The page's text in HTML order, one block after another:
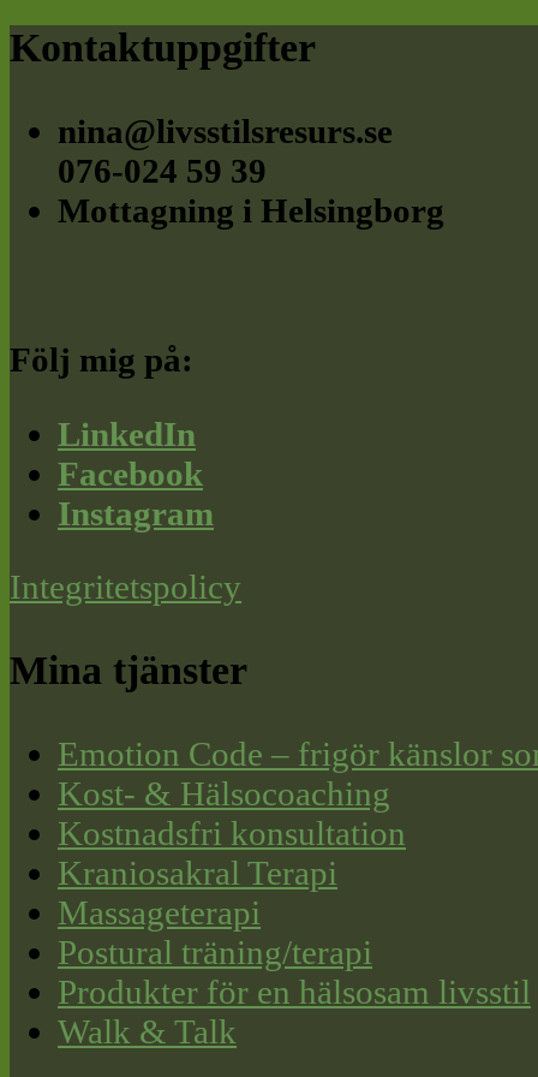
Footer
Kontaktuppgifter
nina@livsstilsresurs.se
076-024 59 39
Mottagning i Helsingborg
Följ mig på:
LinkedIn
Facebook
Instagram
Integritetspolicy
Mina tjänster
Emotion Code – frigör känslor
Kost- & Hälsocoaching
Kostnadsfri konsultation
Kraniosakral Terapi
Massageterapi
Postural träning/terapi
Produkter för en hälsosam livsstil
Walk & Talk